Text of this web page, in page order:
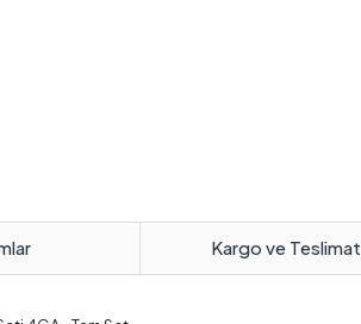
Kargo ve Teslimat